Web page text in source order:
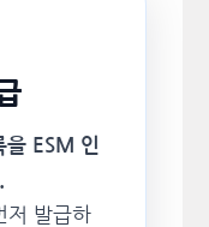
을 ESM 인
저 발급하